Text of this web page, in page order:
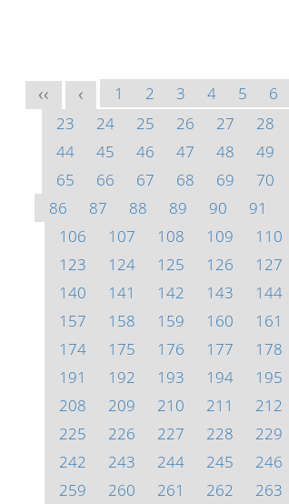
<< < 1 2 3 4 5 6
23
24 25 26 27 28
44
45 46 47 48 49
65
66 67 68 69 70
86
87 88 89 90 91
106
107 108 109 110
123
124 125 126 127
140
141 142 143 144
157
158 159 160 161
174
175 176 177 178
191
192 193 194 195
208
209 210 211 212
225
226 227 228 229
242
243 244 245 246
259
260 261 262 263